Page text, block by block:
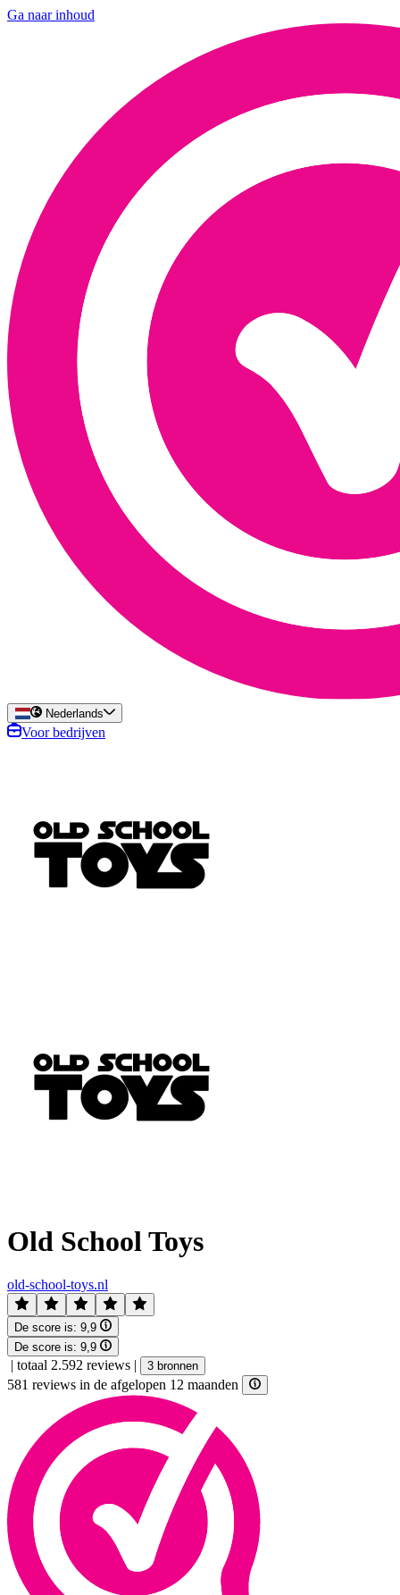
Ga naar inhoud
Nederlands
Voor bedrijven
Old School Toys
old-school-toys.nl
De score is: 9,9
De score is: 9,9
| totaal 2.592 reviews | 3 bronnen
581 reviews in de afgelopen 12 maanden